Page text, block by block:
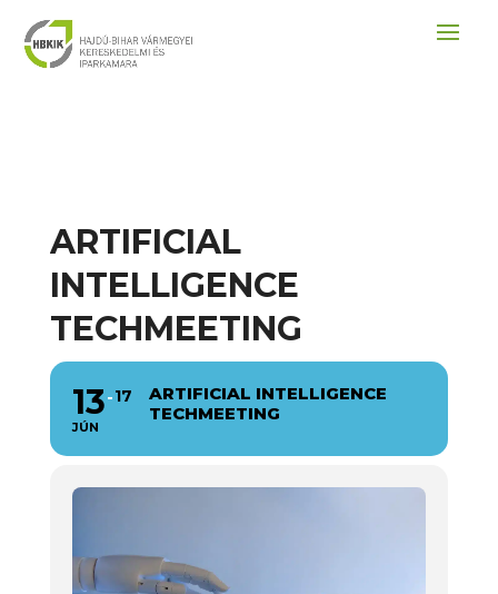
ARTIFICIAL
INTELLIGENCE
TECHMEETING
13
JÚN
17
ARTIFICIAL INTELLIGENCE
TECHMEETING